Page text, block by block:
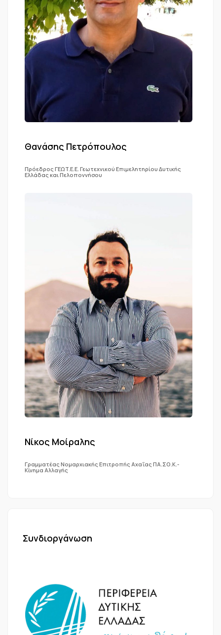
Θανάσης Πετρόπουλος
Πρόεδρος ΓEΩT.E.Ε. Γεωτεχνικού Επιμελητηρίου Δυτικής
Ελλάδας και Πελοποννήσου
Νίκος Μοίραλης
Γραμματέας Νομαρχιακής Επιτροπής Αχαΐας ΠΑ.ΣΟ.Κ.-
Κίνημα Αλλαγής
Συνδιοργάνωση